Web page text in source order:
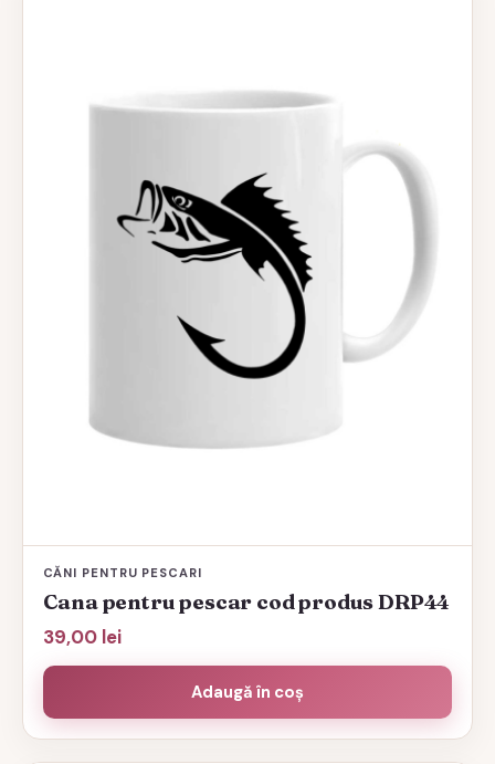
CĂNI PENTRU PESCARI
Cana pentru pescar cod produs DRP44
39,00 lei
Adaugă în coș